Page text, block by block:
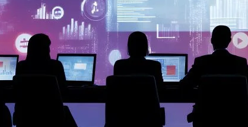
Brig-Glis
Bronschhofen
Brugg
Brugg AG